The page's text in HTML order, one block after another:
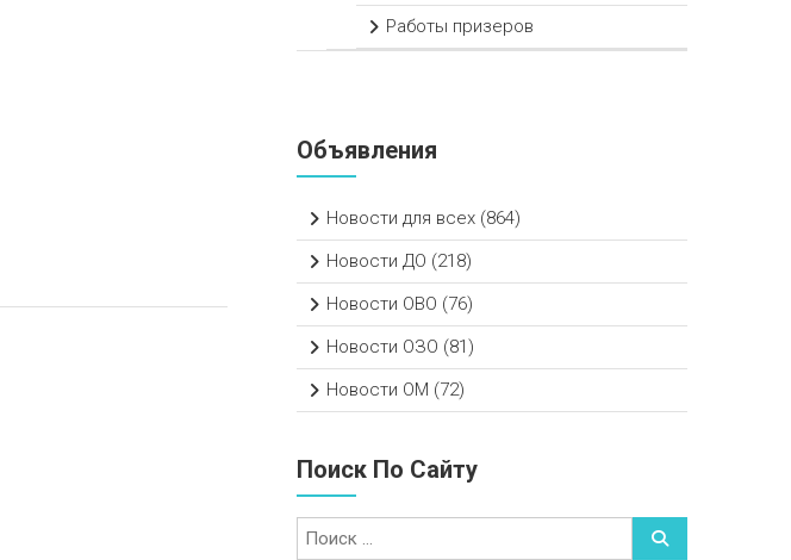
Работы призеров
Объявления
Новости для всех (864)
Новости ДО (218)
Новости ОВО (76)
Новости ОЗО (81)
Новости ОМ (72)
Поиск По Сайту